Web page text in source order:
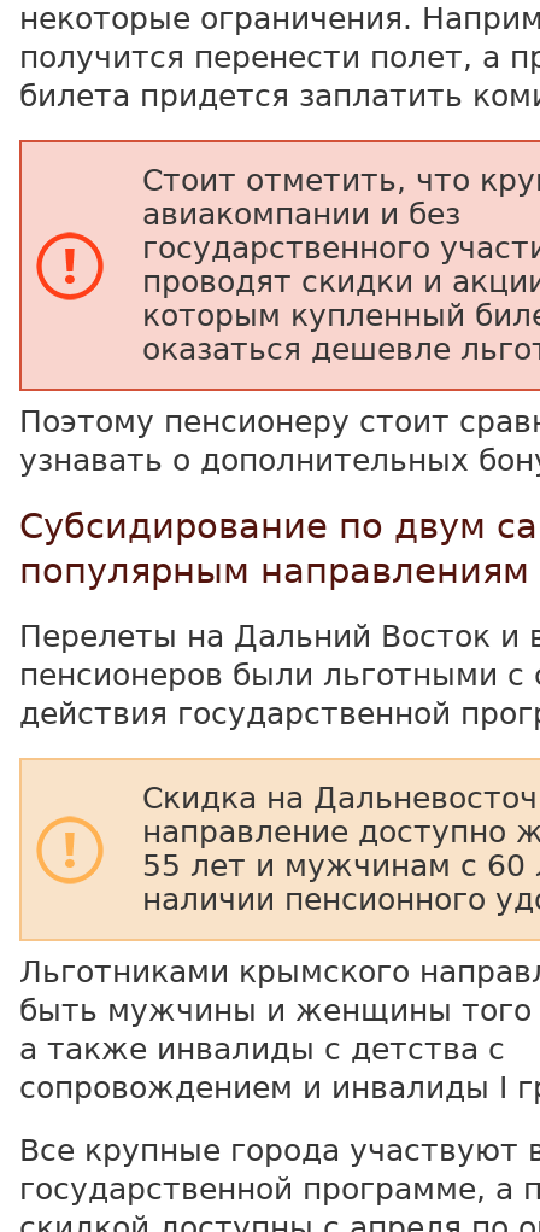
некоторые ограничения.
получится перенести полет, а
билета придется заплатить
Стоит отметить, что
авиакомпании и без
государственного
проводят скидки и
которым купленный
оказаться дешевле
Поэтому пенсионеру стоит
узнавать о дополнительных
Субсидирование по двум
популярным направлениям
Перелеты на Дальний Восток и
пенсионеров были льготными с
действия государственной
Скидка на
направление доступно
55 лет и мужчинам с 60
наличии пенсионного
Льготниками крымского
быть мужчины и женщины того
а также инвалиды с детства с
сопровождением и инвалиды I
Все крупные города участвуют
государственной программе, а